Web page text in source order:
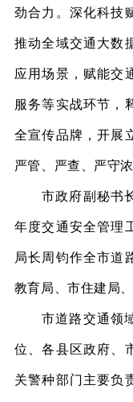
劲合力。深化科技
推动全域交通大数
应用场景，赋能交
服务等实战环节，
全宣传品牌，开展
严管、严查、严守浓
市政府副秘书
年度交通安全管理
局长周钧作全市道
教育局、市住建局
市道路交通领
位、各县区政府、
关警种部门主要负